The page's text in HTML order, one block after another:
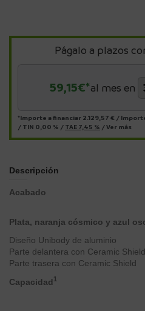
Págalo a plazos
59,15€*al mes en
*Importe a financiar 2.129,57 € /
/ TIN 0,00 % / TAE 7,45 % /Ver más
Descripción
Acabado
Plata, naranja cósmico y azul
Diseño Unibody de aluminio
Parte delantera con Ceramic
Parte trasera con Ceramic Shield
Capacidad1